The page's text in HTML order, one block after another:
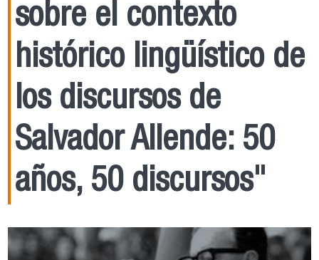
sobre el contexto
histórico lingüístico de
los discursos de
Salvador Allende: 50
años, 50 discursos"